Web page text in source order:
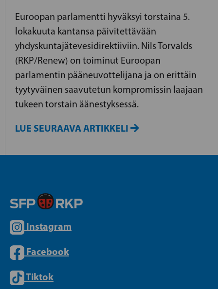
Euroopan parlamentti hyväksyi torstaina 5.
lokakuuta kantansa päivitettävään
yhdyskuntajätevesidirektiiviin. Nils Torvalds
(RKP/Renew) on toiminut Euroopan
parlamentin pääneuvottelijana ja on erittäin
tyytyväinen saavutetun kompromissin laajaan
tukeen torstain äänestyksessä.
LUE SEURAAVA ARTIKKELI
Instagram
Facebook
Tiktok